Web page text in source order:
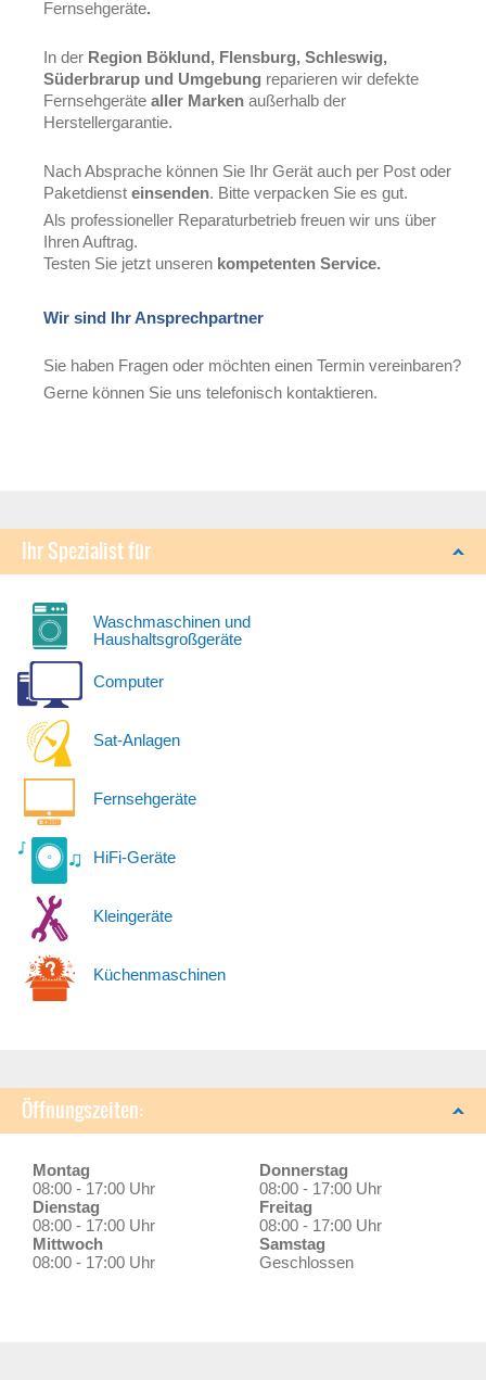
Fernsehgeräte.
In der Region Böklund, Flensburg, Schleswig,
Süderbrarup und Umgebung reparieren wir defekte
Fernsehgeräte aller Marken außerhalb der
Herstellergarantie.
Nach Absprache können Sie Ihr Gerät auch per Post oder
Paketdienst einsenden. Bitte verpacken Sie es gut.
Als professioneller Reparaturbetrieb freuen wir uns über
Ihren Auftrag.
Testen Sie jetzt unseren kompetenten Service.
Wir sind Ihr Ansprechpartner
Sie haben Fragen oder möchten einen Termin vereinbaren?
Gerne können Sie uns telefonisch kontaktieren.
Ihr Spezialist für
Waschmaschinen und
Haushaltsgroßgeräte
Computer
Sat-Anlagen
Fernsehgeräte
HiFi-Geräte
Kleingeräte
Küchenmaschinen
Öffnungszeiten:
Montag
08:00 - 17:00 Uhr
Dienstag
08:00 - 17:00 Uhr
Mittwoch
08:00 - 17:00 Uhr
Donnerstag
08:00 - 17:00 Uhr
Freitag
08:00 - 17:00 Uhr
Samstag
Geschlossen